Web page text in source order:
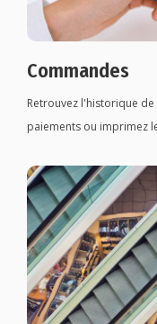
Commandes
Retrouvez l'historique
paiements ou imprimez